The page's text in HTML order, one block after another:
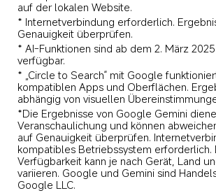
auf der lokalen Website.
* Internetverbindung erforderlich.
Genauigkeit überprüfen.
* AI-Funktionen sind ab dem 2. März
verfügbar.
* „Circle to Search“ mit Google
kompatiblen Apps und Oberflächen.
abhängig von visuellen
*Die Ergebnisse von Google Gemini
Veranschaulichung und können
auf Genauigkeit überprüfen.
kompatibles Betriebssystem erforderlich.
Verfügbarkeit kann je nach Gerät, Land
variieren. Google und Gemini sind
Google LLC.